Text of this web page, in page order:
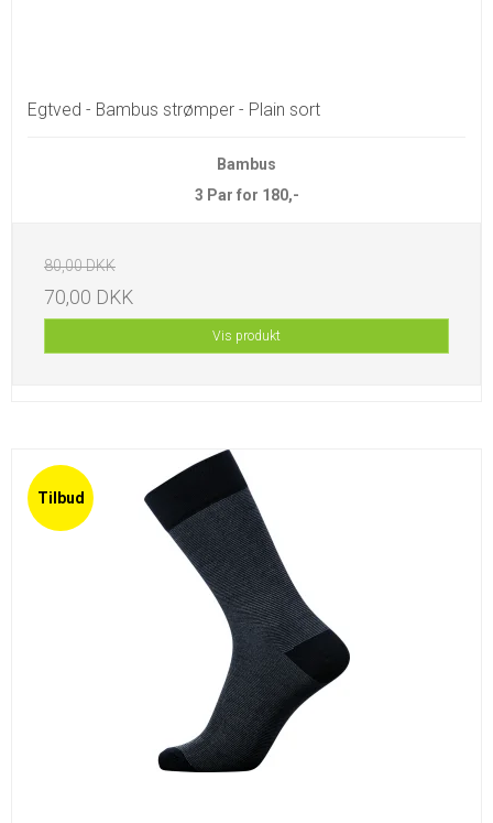
Egtved - Bambus strømper - Plain sort
Bambus
3 Par for 180,-
80,00 DKK
70,00 DKK
Vis produkt
Tilbud